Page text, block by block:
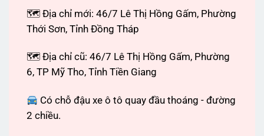
🗺 Địa chỉ mới: 46/7 Lê Thị Hồng Gấm, Phường
Thới Sơn, Tỉnh Đồng Tháp
🗺 Địa chỉ cũ: 46/7 Lê Thị Hồng Gấm, Phường
6, TP Mỹ Tho, Tỉnh Tiền Giang
Có chỗ đậu xe ô tô quay đầu thoáng - đường
2 chiều.